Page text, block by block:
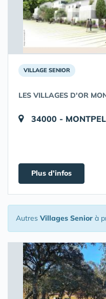
VILLAGE SENIOR
LES VILLAGES D'OR
34000 -
Plus d'infos
Autres Villages Senior à